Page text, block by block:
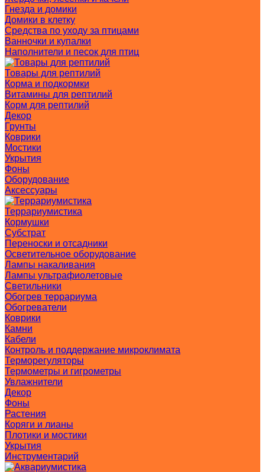
Гнезда и домики
Домики в клетку
Средства по уходу за птицами
Ванночки и купалки
Наполнители и песок для птиц
Товары для рептилий
Корма и подкормки
Витамины для рептилий
Корм для рептилий
Декор
Грунты
Коврики
Мостики
Укрытия
Фоны
Оборудование
Аксессуары
Террариумистика
Кормушки
Субстрат
Переноски и отсадники
Осветительное оборудование
Лампы накаливания
Лампы ультрафиолетовые
Светильники
Обогрев террариума
Обогреватели
Коврики
Камни
Кабели
Контроль и поддержание микроклимата
Терморегуляторы
Термометры и гигрометры
Увлажнители
Декор
Фоны
Растения
Коряги и лианы
Плотики и мостики
Укрытия
Инструментарий